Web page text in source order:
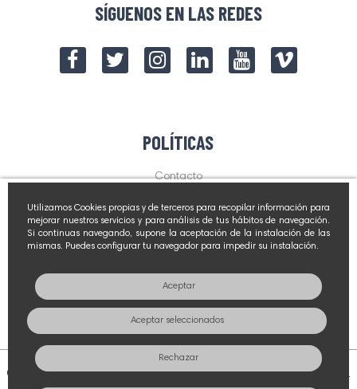
Utilizamos Cookies propias y de terceros para recopilar información para
mejorar nuestros servicios y para análisis de tus hábitos de navegación.
Si continuas navegando, supone la aceptación de la instalación de las
mismas. Puedes configurar tu navegador para impedir su instalación.
Aceptar
Aceptar seleccionados
Rechazar
SÍGUENOS EN LAS REDES
POLÍTICAS
Contacto
Política de privacidad
Suscríbete
© 2026 - Conservas Olasagasti S.L. Todos los derechos reservados.